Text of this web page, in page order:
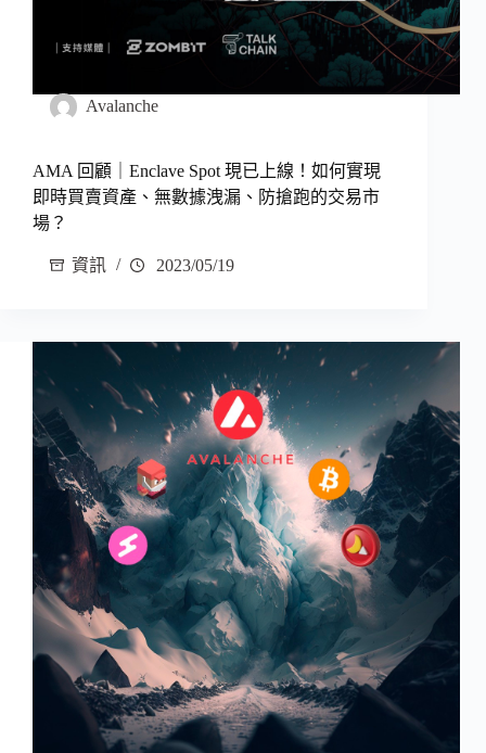
Avalanche
AMA 回顧｜Enclave Spot 現已上線！如何實現
即時買賣資產、無數據洩漏、防搶跑的交易市
場？
資訊 2023/05/19